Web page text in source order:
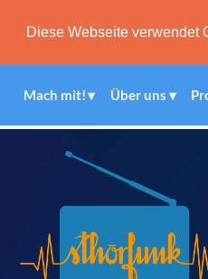
Diese Webseite verwendet
Mach mit! Über uns